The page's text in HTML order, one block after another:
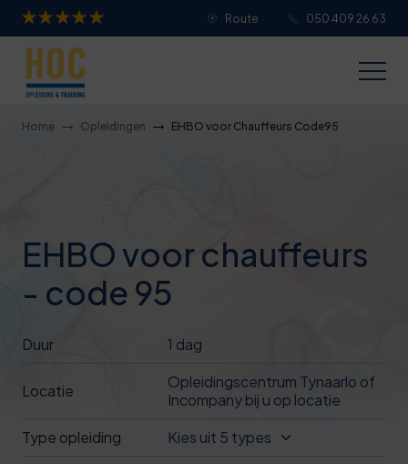
Route 050 409 26 63
Home Opleidingen EHBO voor Chauffeurs Code95
EHBO voor chauffeurs
- code 95
Duur 1 dag
Locatie
Opleidingscentrum Tynaarlo of
Incompany bij u op locatie
Type opleiding
Kies uit 5 types
Je overall waardering
Titel van je beoordeling
Je naam
ervaring.